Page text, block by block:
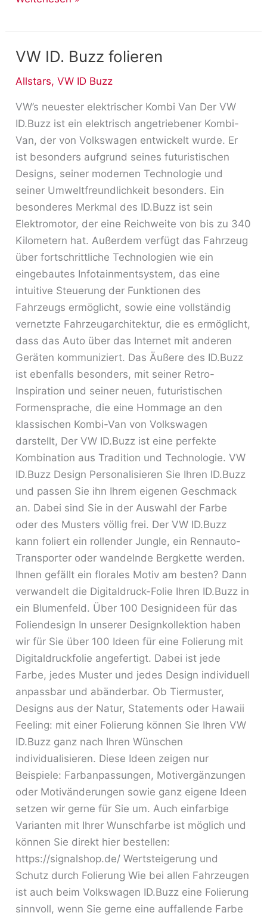
VW ID. Buzz folieren
Allstars,VW ID Buzz
VW’s neuester elektrischer Kombi Van Der VW
ID.Buzz ist ein elektrisch angetriebener Kombi-
Van, der von Volkswagen entwickelt wurde. Er
ist besonders aufgrund seines futuristischen
Designs, seiner modernen Technologie und
seiner Umweltfreundlichkeit besonders. Ein
besonderes Merkmal des ID.Buzz ist sein
Elektromotor, der eine Reichweite von bis zu 340
Kilometern hat. Außerdem verfügt das Fahrzeug
über fortschrittliche Technologien wie ein
eingebautes Infotainmentsystem, das eine
intuitive Steuerung der Funktionen des
Fahrzeugs ermöglicht, sowie eine vollständig
vernetzte Fahrzeugarchitektur, die es ermöglicht,
dass das Auto über das Internet mit anderen
Geräten kommuniziert. Das Äußere des ID.Buzz
ist ebenfalls besonders, mit seiner Retro-
Inspiration und seiner neuen, futuristischen
Formensprache, die eine Hommage an den
klassischen Kombi-Van von Volkswagen
darstellt, Der VW ID.Buzz ist eine perfekte
Kombination aus Tradition und Technologie. VW
ID.Buzz Design Personalisieren Sie Ihren ID.Buzz
und passen Sie ihn Ihrem eigenen Geschmack
an. Dabei sind Sie in der Auswahl der Farbe
oder des Musters völlig frei. Der VW ID.Buzz
kann foliert ein rollender Jungle, ein Rennauto-
Transporter oder wandelnde Bergkette werden.
Ihnen gefällt ein florales Motiv am besten? Dann
verwandelt die Digitaldruck-Folie Ihren ID.Buzz in
ein Blumenfeld. Über 100 Designideen für das
Foliendesign In unserer Designkollektion haben
wir für Sie über 100 Ideen für eine Folierung mit
Digitaldruckfolie angefertigt. Dabei ist jede
Farbe, jedes Muster und jedes Design individuell
anpassbar und abänderbar. Ob Tiermuster,
Designs aus der Natur, Statements oder Hawaii
Feeling: mit einer Folierung können Sie Ihren VW
ID.Buzz ganz nach Ihren Wünschen
individualisieren. Diese Ideen zeigen nur
Beispiele: Farbanpassungen, Motivergänzungen
oder Motivänderungen sowie ganz eigene Ideen
setzen wir gerne für Sie um. Auch einfarbige
Varianten mit Ihrer Wunschfarbe ist möglich und
können Sie direkt hier bestellen:
https://signalshop.de/ Wertsteigerung und
Schutz durch Folierung Wie bei allen Fahrzeugen
ist auch beim Volkswagen ID.Buzz eine Folierung
sinnvoll, wenn Sie gerne eine auffallende Farbe
VW
Buzz
folieren